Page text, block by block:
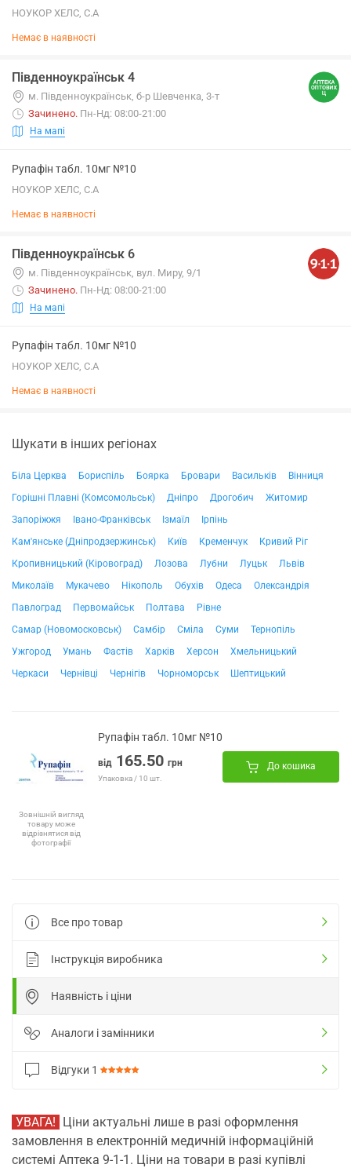
НОУКОР ХЕЛС, С.А
Немає в наявності
Південноукраїнськ 4
м. Південноукраїнськ, б-р Шевченка, 3-т
Зачинено. Пн-Нд: 08:00-21:00
На мапі
Рупафін табл. 10мг №10
НОУКОР ХЕЛС, С.А
Немає в наявності
Південноукраїнськ 6
м. Південноукраїнськ, вул. Миру, 9/1
Зачинено. Пн-Нд: 08:00-21:00
На мапі
Рупафін табл. 10мг №10
НОУКОР ХЕЛС, С.А
Немає в наявності
Шукати в інших регіонах
Біла Церква Бориспіль Боярка Бровари Васильків
Вінниця
Горішні Плавні (Комсомольськ)
Дніпро Дрогобич
Житомир
Запоріжжя
Івано-Франківськ Ізмаїл
Ірпінь
Кам'янське (Дніпродзержинськ)
Київ Кременчук
Кривий Ріг
Кропивницький (Кіровоград)
Лозова Лубни Луцьк
Львів
Миколаїв
Мукачево Нікополь Обухів Одеса
Олександрія
Павлоград
Первомайськ Полтава
Рівне
Самар (Новомосковськ)
Самбір Сміла Суми
Тернопіль
Ужгород
Умань Фастів Харків Херсон
Хмельницький
Черкаси
Чернівці Чернігів Чорноморськ Шептицький
Зовнішній вигляд
товару може
відрізнятися від
фотографії
Рупафін табл. 10мг №10
від 165.50 грн
Упаковка / 10 шт.
До кошика
Все про товар
Інструкція виробника
Наявність і ціни
Аналоги і замінники
Відгуки 1
УВАГА! Ціни актуальні лише в разі оформлення
замовлення в електронній медичній інформаційній
системі Аптека 9-1-1. Ціни на товари в разі купівлі